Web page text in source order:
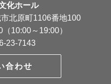
化ホール
北原町1106番地100
10:00～19:00）
23-7143
合わせ